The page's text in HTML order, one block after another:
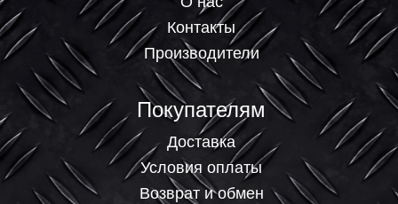
Контакты
Производители
Покупателям
Доставка
Условия оплаты
Возврат и обмен